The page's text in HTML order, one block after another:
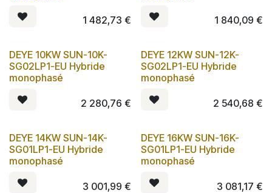
1 482,73 € 1 840,09 €
DEYE 10KW SUN-10K-
SG02LP1-EU Hybride
monophasé
2 280,76 €
DEYE 12KW SUN-12K-
SG02LP1-EU Hybride
monophasé
2 540,68 €
DEYE 14KW SUN-14K-
SG01LP1-EU Hybride
monophasé
3 001,99 €
DEYE 16KW SUN-16K-
SG01LP1-EU Hybride
monophasé
3 081,17 €